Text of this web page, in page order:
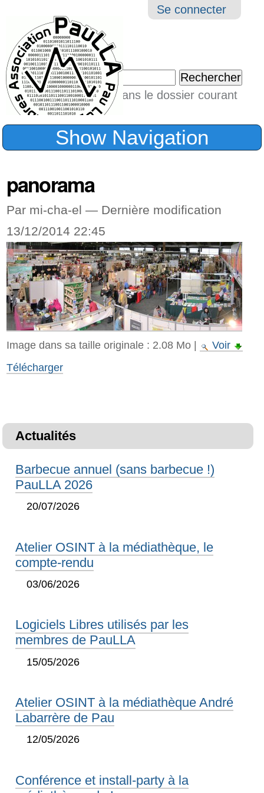
Outils
Se connecter
Chercher par
Seulement dans le dossier courant
Recherche
Show Navigation
panorama
Par mi-cha-el — Dernière modification
13/12/2014 22:45
Image dans sa taille originale : 2.08 Mo|
Voir
Télécharger
Actualités
Barbecue annuel (sans barbecue !)
PauLLA 2026
20/07/2026
Atelier OSINT à la médiathèque, le
compte-rendu
03/06/2026
Logiciels Libres utilisés par les
membres de PauLLA
15/05/2026
Atelier OSINT à la médiathèque André
Labarrère de Pau
12/05/2026
Conférence et install-party à la